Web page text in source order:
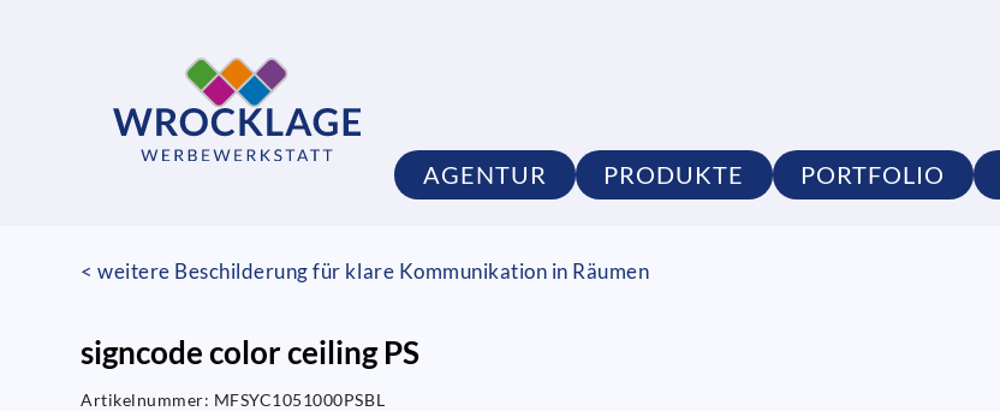
AGENTUR PRODUKTE PORTFOLIO
< weitere Beschilderung für klare Kommunikation in Räumen
signcode color ceiling PS
Artikelnummer: MFSYC1051000PSBL